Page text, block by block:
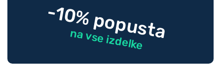
-10% popusta
na vse izdelke